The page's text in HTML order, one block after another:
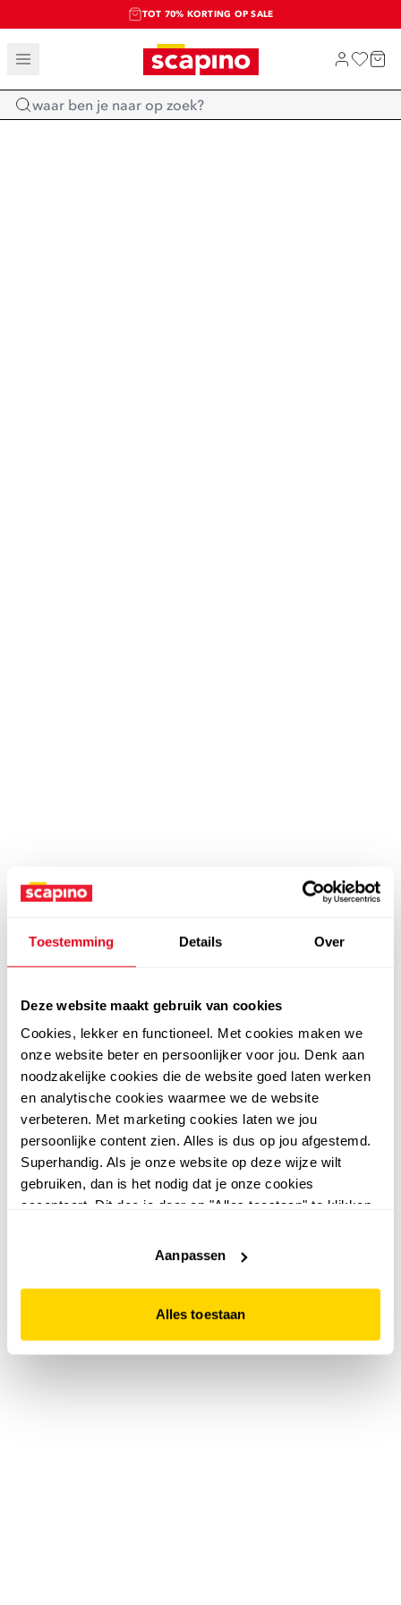
Toestemming Details Over
Deze website maakt gebruik van cookies
Cookies, lekker en functioneel. Met cookies maken we
onze website beter en persoonlijker voor jou. Denk aan
noodzakelijke cookies die de website goed laten werken
en analytische cookies waarmee we de website
verbeteren. Met marketing cookies laten we jou
persoonlijke content zien. Alles is dus op jou afgestemd.
Superhandig. Als je onze website op deze wijze wilt
gebruiken, dan is het nodig dat je onze cookies
accepteert. Dit doe je door op "Alles toestaan" te klikken.
website niet optimaal functioneert.
Aanpassen
Alles toestaan
TOT 70% KORTING OP SALE
SALE: LAATSTE KANS!
SHOP NIEUW
Home